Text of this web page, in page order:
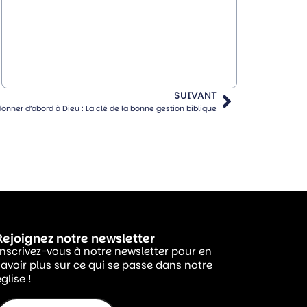
SUIVANT
d’abord à Dieu : La clé de la bonne gestion biblique
notre newsletter
vous à notre newsletter pour en
plus sur ce qui se passe dans notre
!